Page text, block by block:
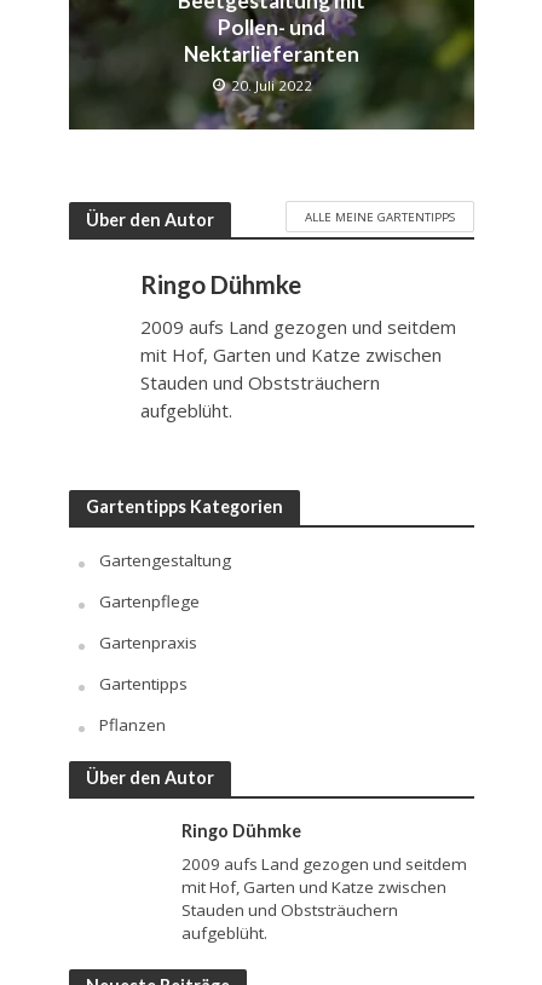
Pollen- und
Nektarlieferanten
20. Juli 2022
Über den Autor ALLE MEINE GARTENTIPPS
Ringo Dühmke
2009 aufs Land gezogen und seitdem
mit Hof, Garten und Katze zwischen
Stauden und Obststräuchern
aufgeblüht.
Gartentipps Kategorien
Gartengestaltung
Gartenpflege
Gartenpraxis
Gartentipps
Pflanzen
Über den Autor
Ringo Dühmke
2009 aufs Land gezogen und seitdem
mit Hof, Garten und Katze zwischen
Stauden und Obststräuchern
aufgeblüht.